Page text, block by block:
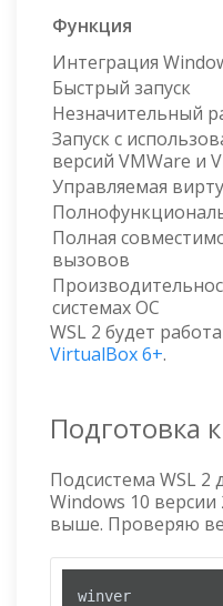
Функция
Интеграция
Быстрый запуск
Незначительный
Запуск с
версий VMWare и
Управляемая
Полная
вызовов
системах ОС
WSL 2 будет
VirtualBox 6+.
Подготовка
Подсистема WSL 2
Windows 10 версии
выше. Проверяю
winver